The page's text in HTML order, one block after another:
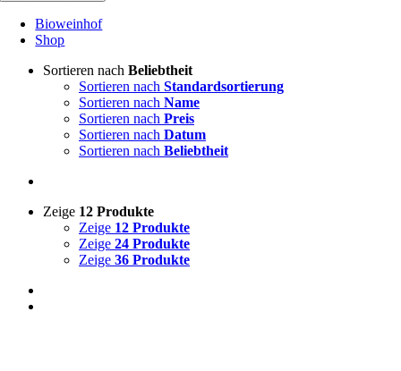
Bioweinhof
Shop
Sortieren nach Beliebtheit
Sortieren nach Standardsortierung
Sortieren nach Name
Sortieren nach Preis
Sortieren nach Datum
Sortieren nach Beliebtheit
Zeige 12 Produkte
Zeige 12 Produkte
Zeige 24 Produkte
Zeige 36 Produkte